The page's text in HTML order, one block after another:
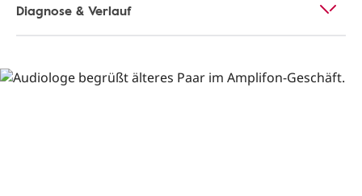
Diagnose & Verlauf